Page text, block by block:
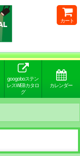
カート
googoboステン
レスWEBカタロ
グ
カレンダー